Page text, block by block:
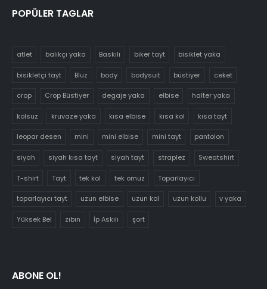
POPÜLER TAGLAR
atlet balıkçı yaka Baskılı biker tayt bisiklet yaka
bisikletçi tayt Bluz body bodysuit büstiyer ceket
crop Crop Büstiyer degaje yaka elbise halter yaka
kolsuz kruvaze yaka kısa elbise kısa kol kısa tayt
leopar desen mini mini elbise mini tayt pantolon
siyah siyah kısa tayt siyah tayt straplez Sweatshirt
T-shirt Tayt tek kol tek omuz Toparlayıcı
toparlayıcı tayt uzun elbise uzun kol uzun kollu v yaka
Yüksek Bel zıbın İp Askılı şort
ABONE OL!